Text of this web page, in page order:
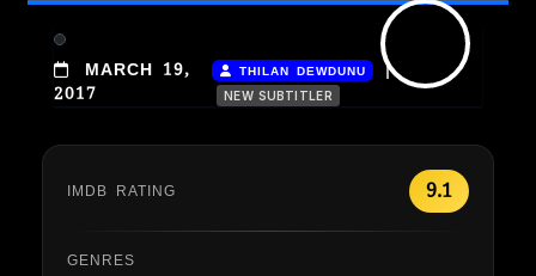
MARCH 19,
2017
THILAN DEWDUNU |
NEW SUBTITLER
IMDB RATING 9.1
GENRES